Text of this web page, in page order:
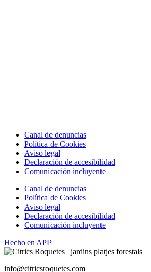
Canal de denuncias
Política de Cookies
Aviso legal
Declaración de accesibilidad
Comunicación incluyente
Canal de denuncias
Política de Cookies
Aviso legal
Declaración de accesibilidad
Comunicación incluyente
Hecho en APP_
info@citricsroquetes.com